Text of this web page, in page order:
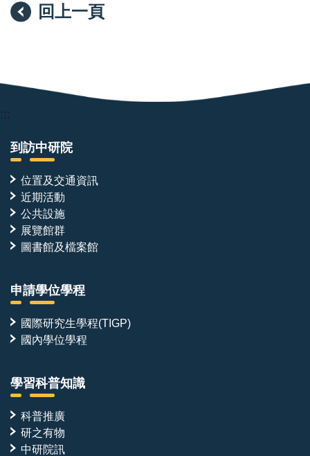
回上一頁
:::
到訪中研院
位置及交通資訊
近期活動
公共設施
展覽館群
圖書館及檔案館
申請學位學程
國際研究生學程(TIGP)
國內學位學程
學習科普知識
科普推廣
研之有物
中研院訊